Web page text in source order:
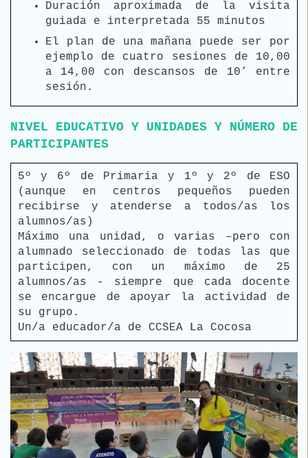
Duración aproximada de la visita
guiada e interpretada 55 minutos
El plan de una mañana puede ser por
ejemplo de cuatro sesiones de 10,00
a 14,00 con descansos de 10’ entre
sesión.
NIVEL EDUCATIVO Y UNIDADES Y NÚMERO DE
PARTICIPANTES
5º y 6º de Primaria y 1º y 2º de ESO
(aunque en centros pequeños pueden
recibirse y atenderse a todos/as los
alumnos/as)
Máximo una unidad, o varias –pero con
alumnado seleccionado de todas las que
participen, con un máximo de 25
alumnos/as - siempre que cada docente
se encargue de apoyar la actividad de
su grupo.
Un/a educador/a de CCSEA La Cocosa